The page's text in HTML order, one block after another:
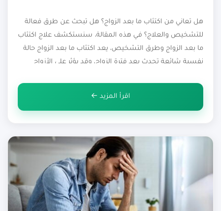
هل تعاني من اكتئاب ما بعد الزواج؟ هل تبحث عن طرق فعالة
للتشخيص والعلاج؟ في هذه المقالة، سنستكشف علاج اكتئاب
ما بعد الزواج وطرق التشخيص، يعد اكتئاب ما بعد الزواج حالة
نفسية شائعة تحدث بعد فترة الزواج، وقد يؤثر على الأزواج
للتشخيص والعلاج لمساعدة الأزواج […]
اقرأ المزيد ←